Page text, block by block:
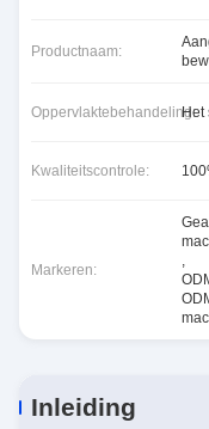
Productnaam:
Oppervlaktebehandeling:
Het
Kwaliteitscontrole:
Markeren:
,
Inleiding